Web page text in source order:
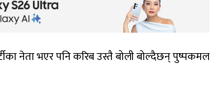
नेता भएर पनि करिब उस्तै बोली बोल्दैछन् पुष्पकमल